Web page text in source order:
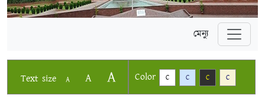
মেন্যু
Text size A A A Color C C C C